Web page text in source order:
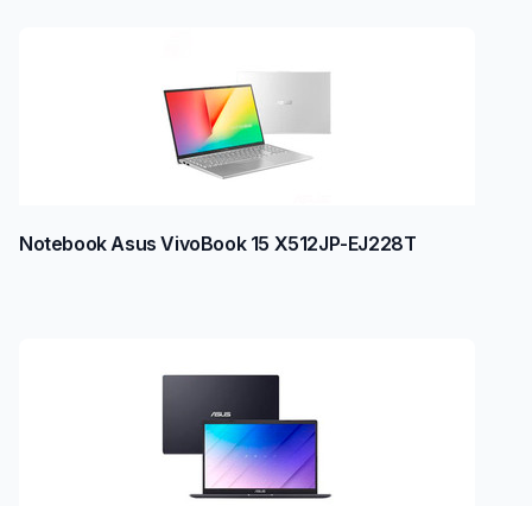
Notebook Asus VivoBook 15 X512JP-EJ228T